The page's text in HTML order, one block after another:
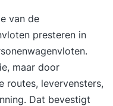
je hoe je deze
en hoe je aan de
ideeën
aan de
training komt
van de
presteren in
maar door
routes, levervensters,
Dat bevestigt